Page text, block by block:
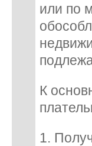
или по
К
1.